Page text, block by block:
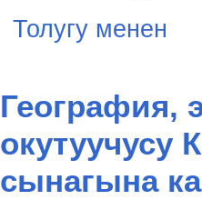
Толугу менен
География,
окутуучусу
сынагына